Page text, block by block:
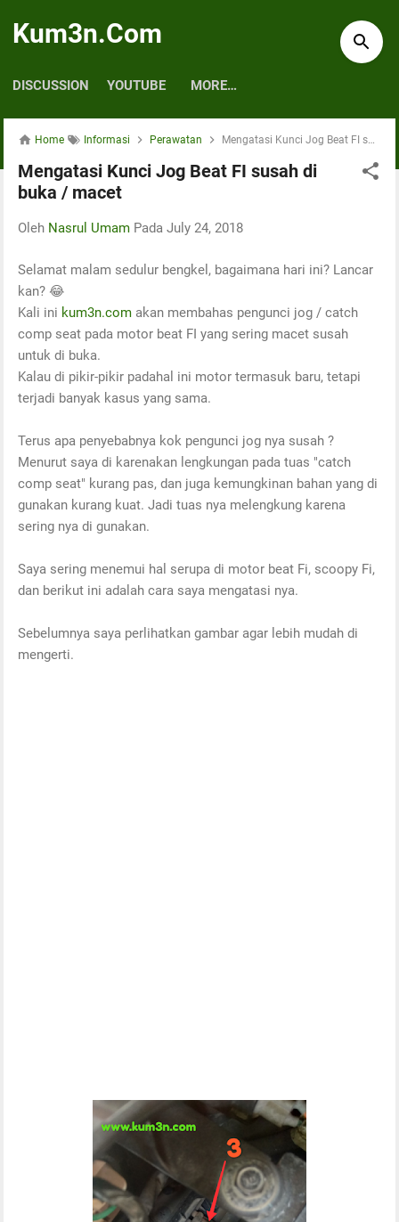
Kum3n.Com
DISCUSSION YOUTUBE MORE…
Home Informasi Perawatan Mengatasi Kunci Jog Beat FI susah di buka / macet
Mengatasi Kunci Jog Beat FI susah di
buka / macet
Oleh Nasrul Umam PadaJuly 24, 2018
Selamat malam sedulur bengkel, bagaimana hari ini? Lancar
kan? 😂
Kali ini kum3n.com akan membahas pengunci jog / catch
comp seat pada motor beat FI yang sering macet susah
untuk di buka.
Kalau di pikir-pikir padahal ini motor termasuk baru, tetapi
terjadi banyak kasus yang sama.
Terus apa penyebabnya kok pengunci jog nya susah ?
Menurut saya di karenakan lengkungan pada tuas "catch
comp seat" kurang pas, dan juga kemungkinan bahan yang di
gunakan kurang kuat. Jadi tuas nya melengkung karena
sering nya di gunakan.
Saya sering menemui hal serupa di motor beat Fi, scoopy Fi,
dan berikut ini adalah cara saya mengatasi nya.
Sebelumnya saya perlihatkan gambar agar lebih mudah di
mengerti.